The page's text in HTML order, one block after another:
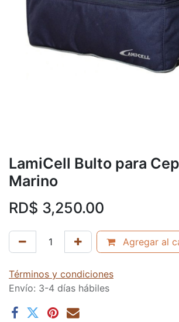
LamiCell Bulto para
Marino
RD$ 3,250.00
Agregar al
Términos y condiciones
Envío: 3-4 días hábiles